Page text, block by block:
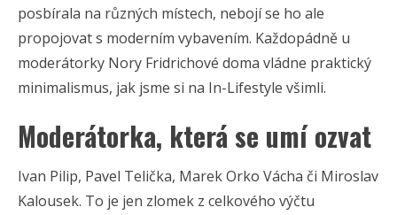
posbírala na různých místech, nebojí se ho ale
propojovat s moderním vybavením. Každopádně u
moderátorky Nory Fridrichové doma vládne praktický
minimalismus, jak jsme si na In-Lifestyle všimli.
Moderátorka, která se umí ozvat
Ivan Pilip, Pavel Telička, Marek Orko Vácha či Miroslav
Kalousek. To je jen zlomek z celkového výčtu